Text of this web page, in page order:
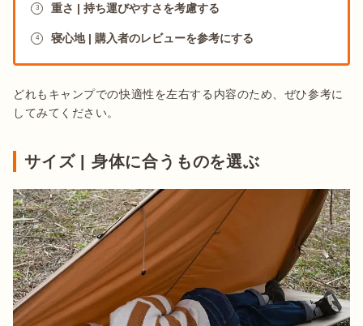
3 重さ | 持ち運びやすさを考慮する
4 寝心地 | 購入者のレビューを参考にする
どれもキャンプでの快適性を左右する内容のため、ぜひ参考に
してみてください。
サイズ | 身体に合うものを選ぶ